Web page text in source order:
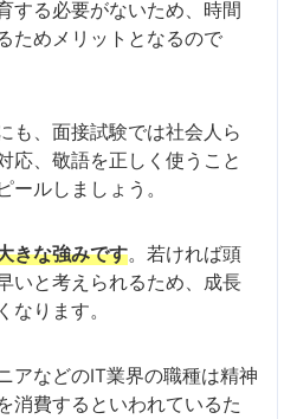
する必要がないため、時間
ためメリットとなるので
も、面接試験では社会人ら
応、敬語を正しく使うこと
ールしましょう。
きな強みです。若ければ頭
いと考えられるため、成長
なります。
アなどのIT業界の職種は精神
消費するといわれているた